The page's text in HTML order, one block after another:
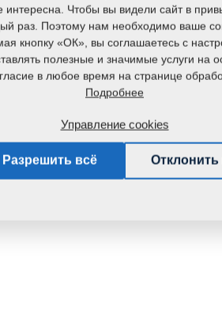
интересна. Чтобы вы видели сайт в
раз. Поэтому нам необходимо ваше
кнопку «ОК», вы соглашаетесь с
полезные и значимые услуги на
в любое время на странице
Подробнее
Управление cookies
Разрешить всё Отклонить